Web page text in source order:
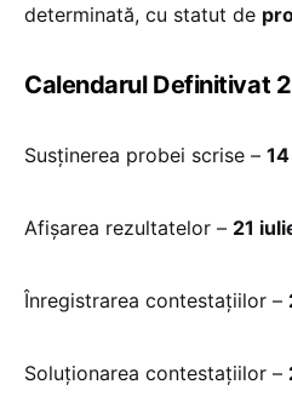
determinată, cu statut de
Calendarul Definitivat
Susținerea probei scrise –
Afișarea rezultatelor – 21
Înregistrarea contestațiilor –
Soluționarea contestațiilor –